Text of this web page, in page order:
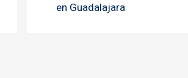
en Guadalajara